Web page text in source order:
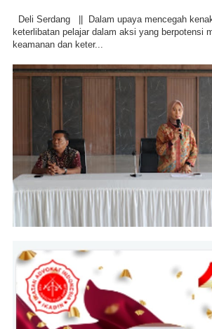
Deli Serdang || Dalam upaya mencegah
keterlibatan pelajar dalam aksi yang berpotensi
keamanan dan keter...